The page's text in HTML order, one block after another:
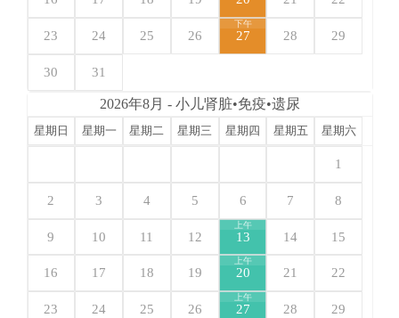
23 24 25 26 27
下午
28 29
30 31
2026年8月 - 小儿肾脏•免疫•遗尿
星期日 星期一 星期二 星期三 星期四 星期五 星期六
1
2 3 4 5 6 7 8
9 10 11 12 13
上午
14 15
16 17 18 19 20
上午
21 22
23 24 25 26 27
上午
28 29